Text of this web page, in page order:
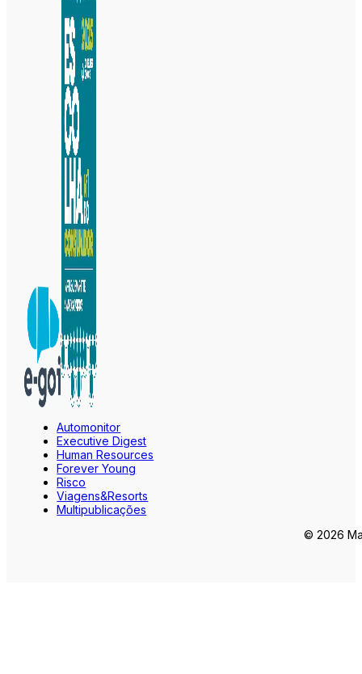
Automonitor
Executive Digest
Human Resources
Forever Young
Risco
Viagens&Resorts
Multipublicações
© 2026